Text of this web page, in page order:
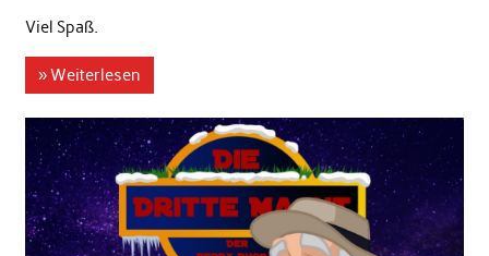
Viel Spaß.
» Weiterlesen